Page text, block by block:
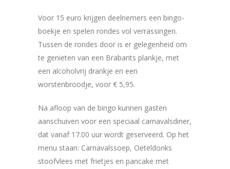
Voor 15 euro krijgen deelnemers een bingo-
boekje en spelen rondes vol verrassingen.
Tussen de rondes door is er gelegenheid om
te genieten van een Brabants plankje, met
een alcoholvrij drankje en een
worstenbroodje, voor € 5,95.
Na afloop van de bingo kunnen gasten
aanschuiven voor een speciaal carnavalsdiner,
dat vanaf 17.00 uur wordt geserveerd. Op het
menu staan: Carnavalssoep, Oeteldonks
stoofvlees met frietjes en pancake met